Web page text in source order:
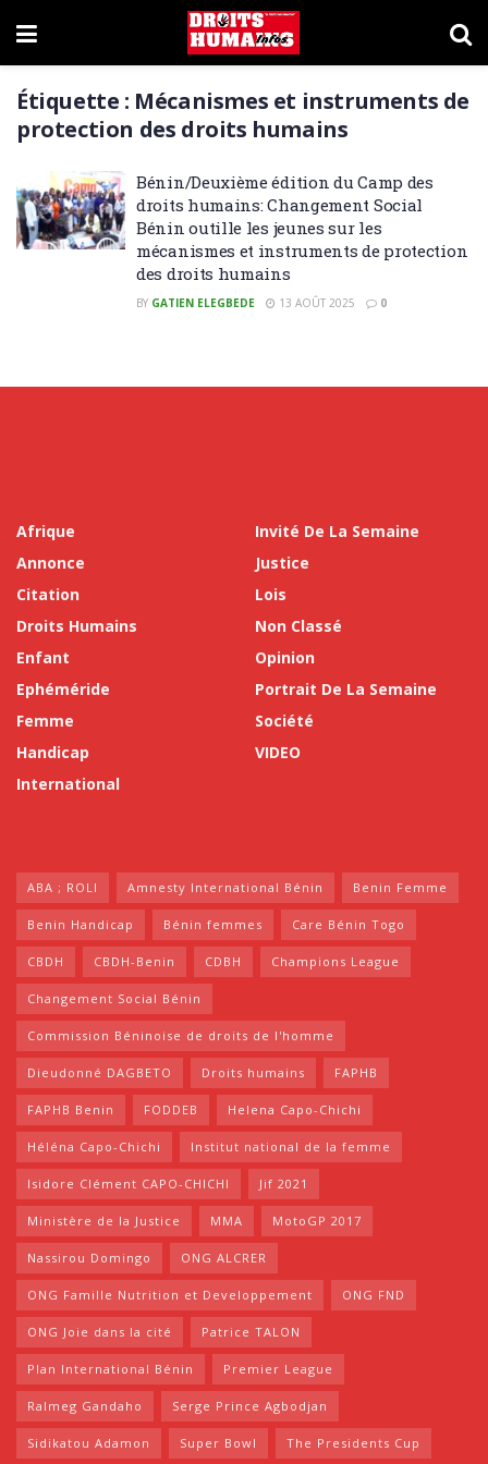
Étiquette : Mécanismes et instruments de
protection des droits humains
Bénin/Deuxième édition du Camp des
droits humains: Changement Social
Bénin outille les jeunes sur les
mécanismes et instruments de protection
des droits humains
BY GATIEN ELEGBEDE 13 AOÛT 2025 0
Afrique
Annonce
Citation
Droits Humains
Enfant
Ephéméride
Femme
Handicap
International
Invité De La Semaine
Justice
Lois
Non Classé
Opinion
Portrait De La Semaine
Société
VIDEO
ABA ; ROLI Amnesty International Bénin Benin Femme
Benin Handicap Bénin femmes Care Bénin Togo
CBDH CBDH-Benin CDBH Champions League
Changement Social Bénin
Commission Béninoise de droits de l'homme
Dieudonné DAGBETO Droits humains FAPHB
FAPHB Benin FODDEB Helena Capo-Chichi
Héléna Capo-Chichi Institut national de la femme
Isidore Clément CAPO-CHICHI Jif 2021
Ministère de la Justice MMA MotoGP 2017
Nassirou Domingo ONG ALCRER
ONG Famille Nutrition et Developpement ONG FND
ONG Joie dans la cité Patrice TALON
Plan International Bénin Premier League
Ralmeg Gandaho Serge Prince Agbodjan
Sidikatou Adamon Super Bowl The Presidents Cup